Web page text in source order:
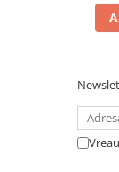
Moving Head-uri
Scene şi Ring-
Stative si schela
Instrumente